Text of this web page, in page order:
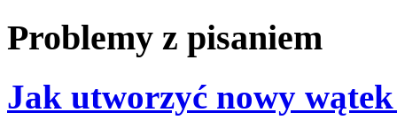
Problemy z pisaniem
Jak utworzyć nowy